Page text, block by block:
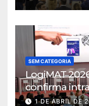
SEM CATEGORIA
LogiMAT
confirma
de decisão
1 DE ABRIL DE